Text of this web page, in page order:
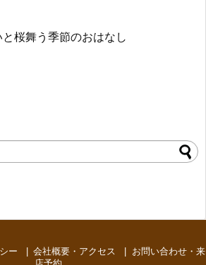
桜舞う季節のおはなし
ー 会社概要・アクセス
お問い合わせ・来